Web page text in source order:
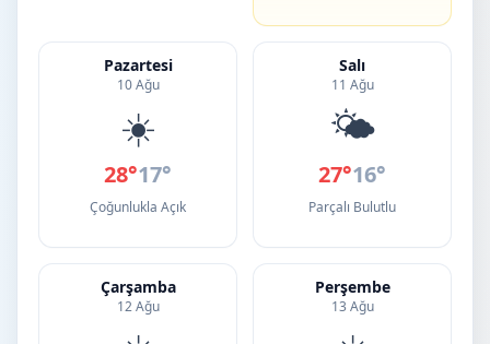
Pazartesi
10 Ağu
☀️
28°17°
Çoğunlukla Açık
Salı
11 Ağu
🌤️
27°16°
Parçalı Bulutlu
Çarşamba
12 Ağu
Perşembe
13 Ağu